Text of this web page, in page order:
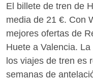
El billete de tren de
media de 21 €. Con
mejores ofertas de
Huete a Valencia.
los viajes de tren es
semanas de